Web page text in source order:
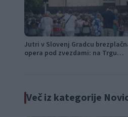
Jutri v Slovenj Gradcu
opera pod zvezdami: na Trgu
Več iz kategorije